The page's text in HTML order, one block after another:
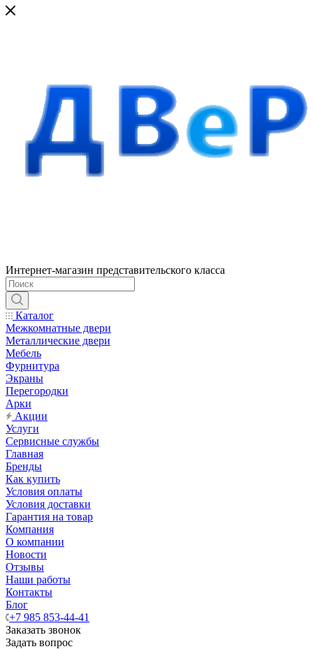
Интернет-магазин представительского класса
Каталог
Межкомнатные двери
Металлические двери
Мебель
Фурнитура
Экраны
Перегородки
Арки
Акции
Услуги
Сервисные службы
Главная
Бренды
Как купить
Условия оплаты
Условия доставки
Гарантия на товар
Компания
О компании
Новости
Отзывы
Наши работы
Контакты
Блог
+7 985 853-44-41
Заказать звонок
Задать вопрос